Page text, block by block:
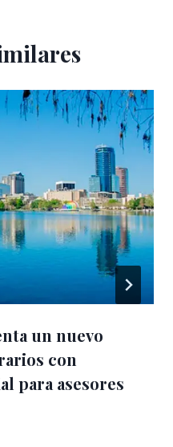
un nuevo
con
para asesores